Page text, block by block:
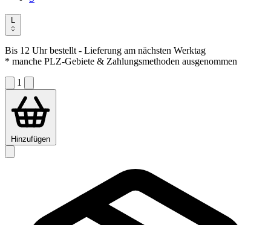
L
Bis 12 Uhr bestellt- Lieferung am nächsten Werktag
* manche PLZ-Gebiete & Zahlungsmethoden ausgenommen
1
Hinzufügen